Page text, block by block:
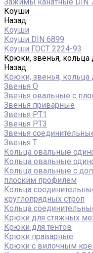
Коуши
Назад
Коуши
Коуши DIN 6899
Коуши ГОСТ 2224-93
Крюки, звенья, кольца
Назад
Крюки, звенья, кольца
Звенья О
Звенья овальные с
Звенья приварные
Звенья РТ1
Звенья РТ3
Звенья
Звенья Т
Кольца овальные
Кольца овальные
Кольца овальные с
плоским профилем
Кольца
круглопрядных строп
Кольца
Крюки для стяжных
Крюки для тентов
Крюки праварные
Крюки с вилочным